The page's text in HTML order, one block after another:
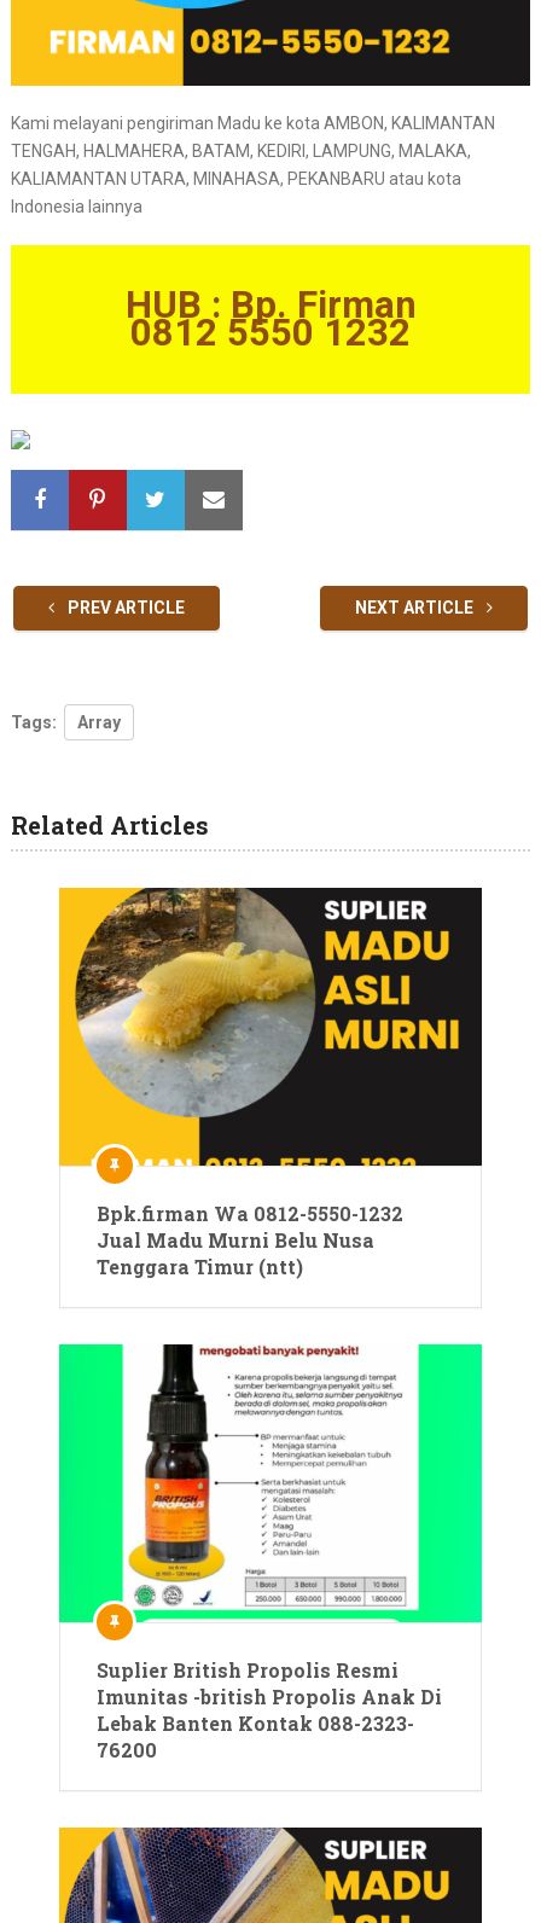
Kami melayani pengiriman Madu ke kota AMBON, KALIMANTAN
TENGAH, HALMAHERA, BATAM, KEDIRI, LAMPUNG, MALAKA,
KALIAMANTAN UTARA, MINAHASA, PEKANBARU atau kota
Indonesia lainnya
HUB : Bp. Firman
0812 5550 1232
PREV ARTICLE NEXT ARTICLE
Tags: Array
Related Articles
Bpk.firman Wa 0812-5550-1232
Jual Madu Murni Belu Nusa
Tenggara Timur (ntt)
Suplier British Propolis Resmi
Imunitas -british Propolis Anak Di
Lebak Banten Kontak 088-2323-
76200